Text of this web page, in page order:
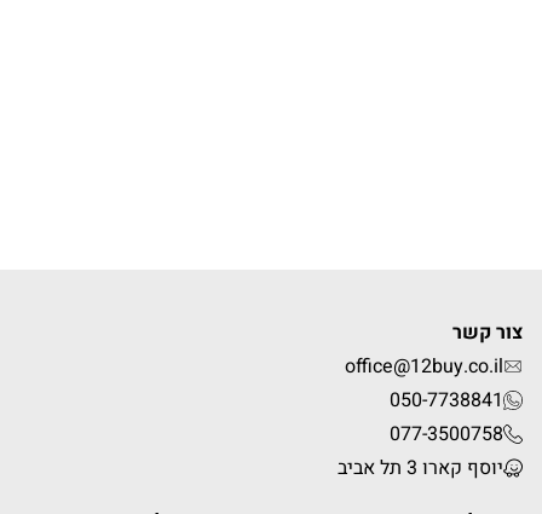
צור קשר
office@12buy.co.il
050-7738841
077-3500758
יוסף קארו 3 תל אביב